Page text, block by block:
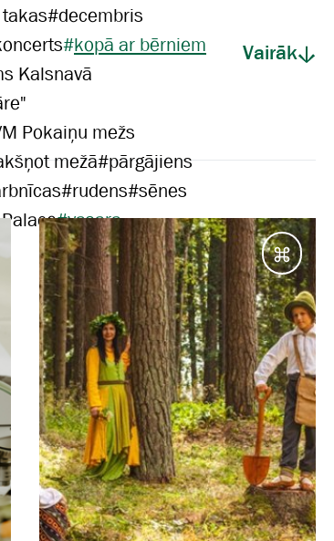
#decembris
#kopā ar bērniem
Kalsnavā
Pokaiņu mežs
mežā#pārgājiens
#rudens#sēnes
#vasara
Vairāk